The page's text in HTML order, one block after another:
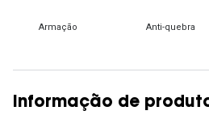
Armação Anti-quebra
Informação de